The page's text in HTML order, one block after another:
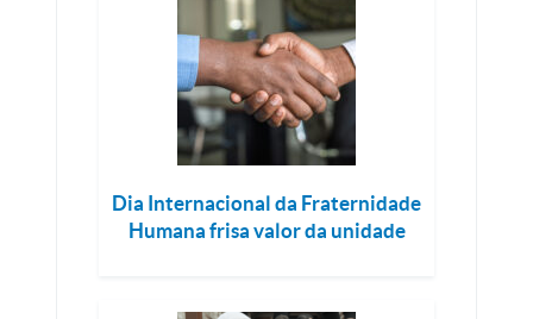
Dia Internacional da Fraternidade
Humana frisa valor da unidade